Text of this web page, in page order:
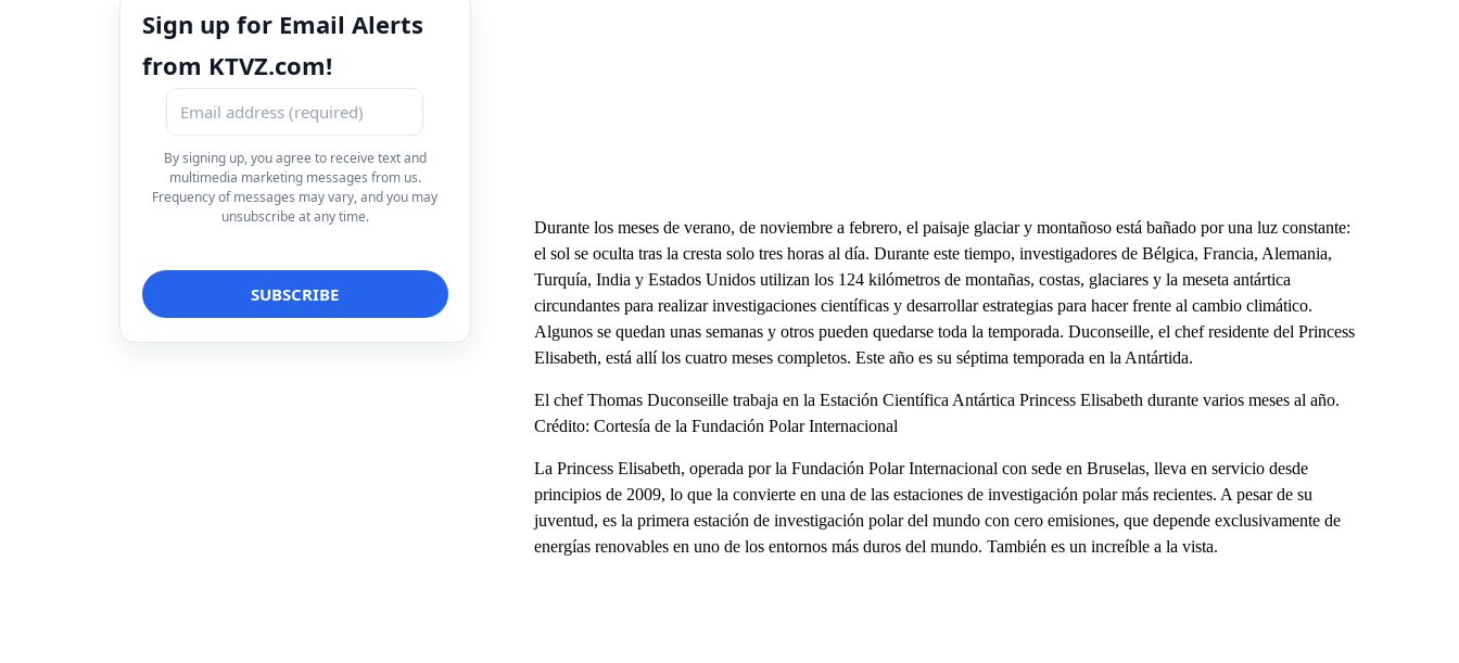
Sign up for Email Alerts
from KTVZ.com!
By signing up, you agree to receive text and
multimedia marketing messages from us.
Frequency of messages may vary, and you may
unsubscribe at any time.
Durante los meses de verano, de noviembre a febrero, el paisaje glaciar y montañoso está bañado por una luz constante:
el sol se oculta tras la cresta solo tres horas al día. Durante este tiempo, investigadores de Bélgica, Francia, Alemania,
Turquía, India y Estados Unidos utilizan los 124 kilómetros de montañas, costas, glaciares y la meseta antártica
circundantes para realizar investigaciones científicas y desarrollar estrategias para hacer frente al cambio climático.
Algunos se quedan unas semanas y otros pueden quedarse toda la temporada. Duconseille, el chef residente del Princess
Elisabeth, está allí los cuatro meses completos. Este año es su séptima temporada en la Antártida.
El chef Thomas Duconseille trabaja en la Estación Científica Antártica Princess Elisabeth durante varios meses al año.
Crédito: Cortesía de la Fundación Polar Internacional
La Princess Elisabeth, operada por la Fundación Polar Internacional con sede en Bruselas, lleva en servicio desde
principios de 2009, lo que la convierte en una de las estaciones de investigación polar más recientes. A pesar de su
juventud, es la primera estación de investigación polar del mundo con cero emisiones, que depende exclusivamente de
energías renovables en uno de los entornos más duros del mundo. También es un increíble a la vista.